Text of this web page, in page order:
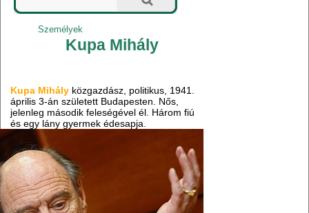
Személyek
Kupa Mihály
Kupa Mihály közgazdász, politikus, 1941.
április 3-án született Budapesten. Nős,
jelenleg második feleségével él. Három fiú
és egy lány gyermek édesapja.